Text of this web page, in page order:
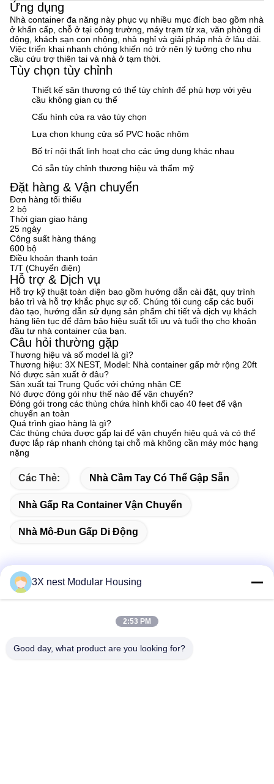
Ứng dụng
Nhà container đa năng này phục vụ nhiều mục đích bao gồm nhà
ở khẩn cấp, chỗ ở tại công trường, máy trạm từ xa, văn phòng di
động, khách sạn con nhộng, nhà nghỉ và giải pháp nhà ở lâu dài.
Việc triển khai nhanh chóng khiến nó trở nên lý tưởng cho nhu
cầu cứu trợ thiên tai và nhà ở tạm thời.
Tùy chọn tùy chỉnh
Thiết kế sân thượng có thể tùy chỉnh để phù hợp với yêu
cầu không gian cụ thể
Cấu hình cửa ra vào tùy chọn
Lựa chọn khung cửa sổ PVC hoặc nhôm
Bố trí nội thất linh hoạt cho các ứng dụng khác nhau
Có sẵn tùy chỉnh thương hiệu và thẩm mỹ
Đặt hàng & Vận chuyển
Đơn hàng tối thiểu
2 bộ
Thời gian giao hàng
25 ngày
Công suất hàng tháng
600 bộ
Điều khoản thanh toán
T/T (Chuyển điện)
Hỗ trợ & Dịch vụ
Hỗ trợ kỹ thuật toàn diện bao gồm hướng dẫn cài đặt, quy trình
bảo trì và hỗ trợ khắc phục sự cố. Chúng tôi cung cấp các buổi
đào tạo, hướng dẫn sử dụng sản phẩm chi tiết và dịch vụ khách
hàng liên tục để đảm bảo hiệu suất tối ưu và tuổi thọ cho khoản
đầu tư nhà container của bạn.
Câu hỏi thường gặp
Thương hiệu và số model là gì?
Thương hiệu: 3X NEST, Model: Nhà container gấp mở rộng 20ft
Nó được sản xuất ở đâu?
Sản xuất tại Trung Quốc với chứng nhận CE
Nó được đóng gói như thế nào để vận chuyển?
Đóng gói trong các thùng chứa hình khối cao 40 feet để vận
chuyển an toàn
Quá trình giao hàng là gì?
Các thùng chứa được gấp lại để vận chuyển hiệu quả và có thể
được lắp ráp nhanh chóng tại chỗ mà không cần máy móc hạng
nặng
Các Thẻ: Nhà Cầm Tay Có Thể Gập Sẵn
Nhà Gấp Ra Container Vận Chuyển
Nhà Mô-Đun Gấp Di Động
Đường Thuận Đạt, Huyện Phụ Thành, Thành phố Hành
3X nest Modular Housing
2:53 PM
Good day, what product are you looking for?